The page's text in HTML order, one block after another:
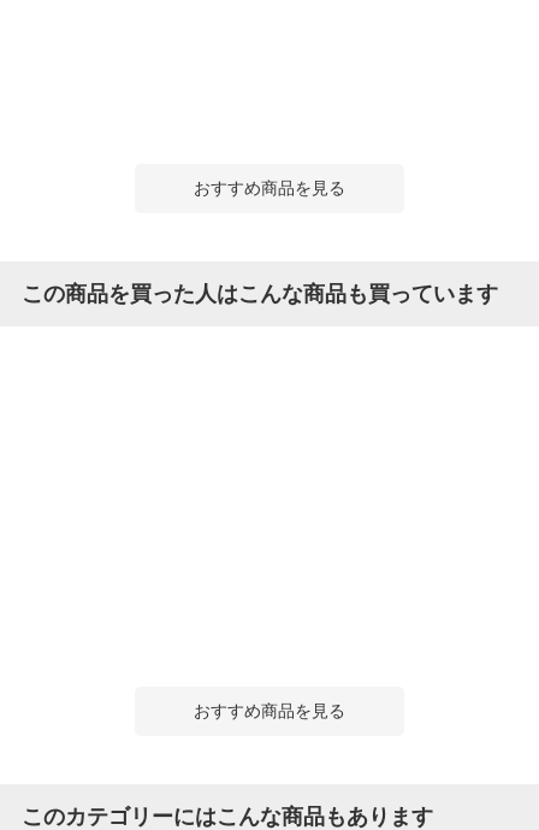
おすすめ商品を見る
この商品を買った人はこんな商品も買っています
おすすめ商品を見る
このカテゴリーにはこんな商品もあります